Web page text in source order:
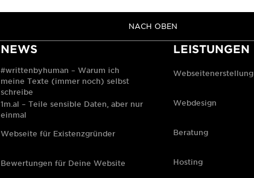
NACH OBEN
NEWS
#writtenbyhuman – Warum ich
meine Texte (immer noch) selbst
schreibe
1m.al – Teile sensible Daten, aber nur
einmal
Webseite für Existenzgründer
Bewertungen für Deine Website
LEISTUNGEN
Webseitenerstellung
Webdesign
Beratung
Hosting